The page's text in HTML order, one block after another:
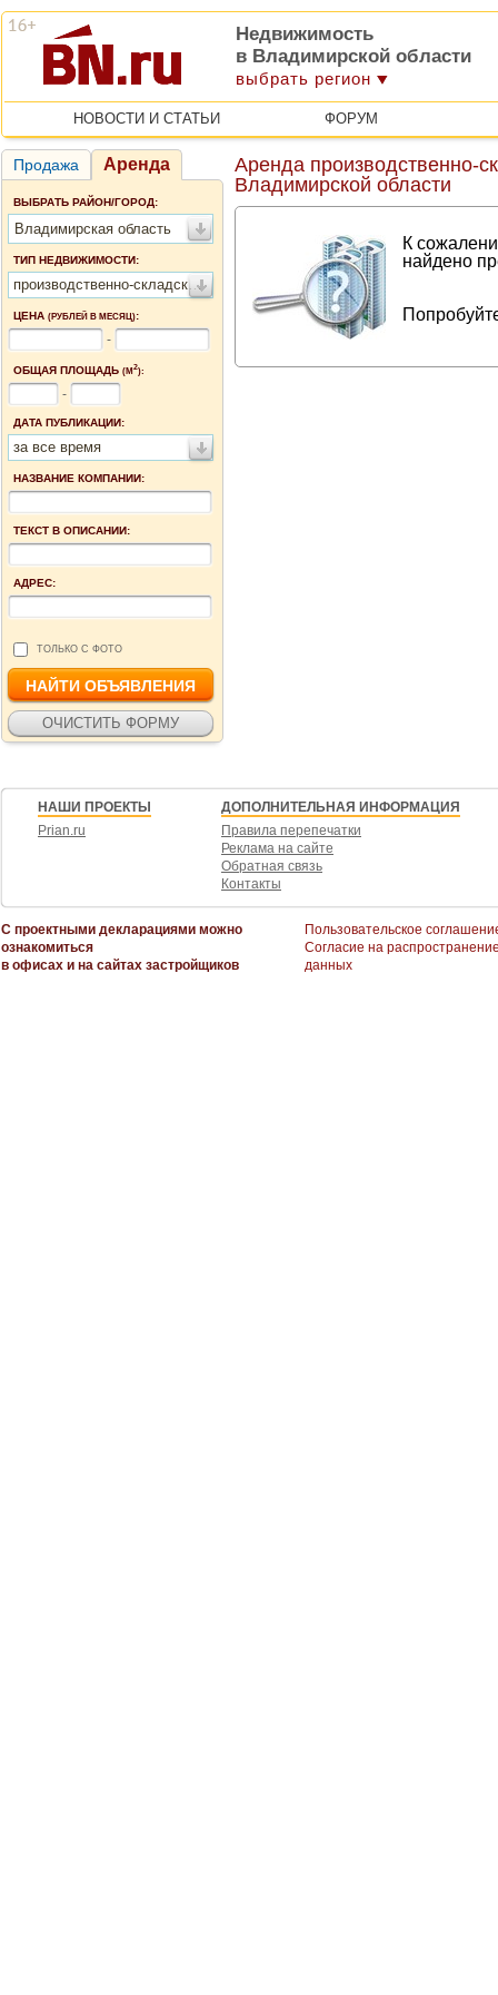
Недвижимость
в Владимирской области
выбрать регион
НОВОСТИ И СТАТЬИ ФОРУМ
Продажа Аренда
ВЫБРАТЬ РАЙОН/ГОРОД:
Владимирская область
ТИП НЕДВИЖИМОСТИ:
производственно-складские помещения
ЦЕНА (РУБЛЕЙ В МЕСЯЦ):
-
ОБЩАЯ ПЛОЩАДЬ (М2):
-
ДАТА ПУБЛИКАЦИИ:
за все время
НАЗВАНИЕ КОМПАНИИ:
ТЕКСТ В ОПИСАНИИ:
АДРЕС:
ТОЛЬКО С ФОТО
Аренда производственно-
Владимирской области
К
найдено
НАШИ ПРОЕКТЫ
Prian.ru
ДОПОЛНИТЕЛЬНАЯ ИНФОРМАЦИЯ
Правила перепечатки
Реклама на сайте
Обратная связь
Контакты
С проектными декларациями можно
ознакомиться
в офисах и на сайтах застройщиков
Пользовательское
Согласие на
данных